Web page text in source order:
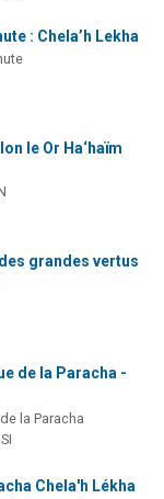
: Chela’h Lekha
le Or Ha‘haïm
grandes vertus
de la Paracha -
la Paracha
Chela'h Lékha